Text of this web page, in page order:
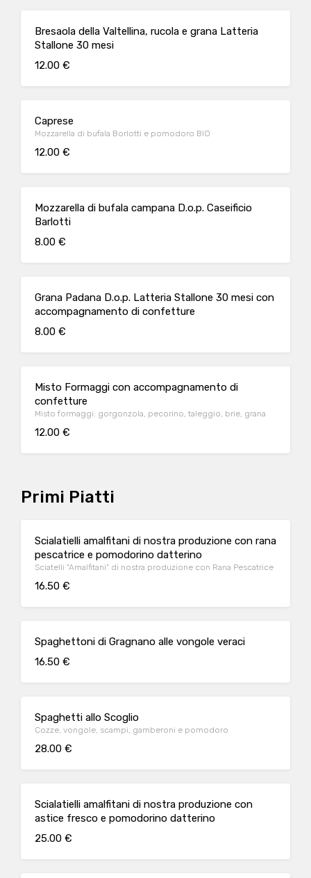
Bresaola della Valtellina, rucola e grana Latteria
Stallone 30 mesi
12.00 €
Caprese
Mozzarella di bufala Borlotti e pomodoro BIO
12.00 €
Mozzarella di bufala campana D.o.p. Caseificio
Barlotti
8.00 €
Grana Padana D.o.p. Latteria Stallone 30 mesi con
accompagnamento di confetture
8.00 €
Misto Formaggi con accompagnamento di
confetture
Misto formaggi: gorgonzola, pecorino, taleggio, brie, grana
12.00 €
Primi Piatti
Scialatielli amalfitani di nostra produzione con rana
pescatrice e pomodorino datterino
Sciatelli "Amalfitani" di nostra produzione con Rana Pescatrice
16.50 €
Spaghettoni di Gragnano alle vongole veraci
16.50 €
Spaghetti allo Scoglio
Cozze, vongole, scampi, gamberoni e pomodoro
28.00 €
Scialatielli amalfitani di nostra produzione con
astice fresco e pomodorino datterino
25.00 €